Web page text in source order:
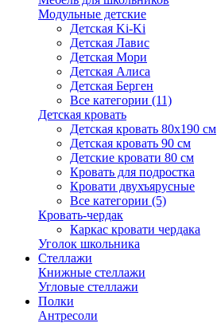
Модульные детские
Детская Ki-Ki
Детская Лавис
Детская Мори
Детская Алиса
Детская Берген
Все категории (11)
Детская кровать
Детская кровать 80х190 см
Детская кровать 90 см
Детские кровати 80 см
Кровать для подростка
Кровати двухъярусные
Все категории (5)
Кровать-чердак
Каркас кровати чердака
Уголок школьника
Стеллажи
Книжные стеллажи
Угловые стеллажи
Полки
Антресоли